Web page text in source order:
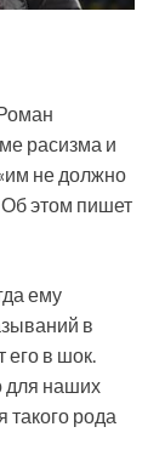
расизма и
не должно
этом пишет
ему
в
его в шок.
для наших
такого рода